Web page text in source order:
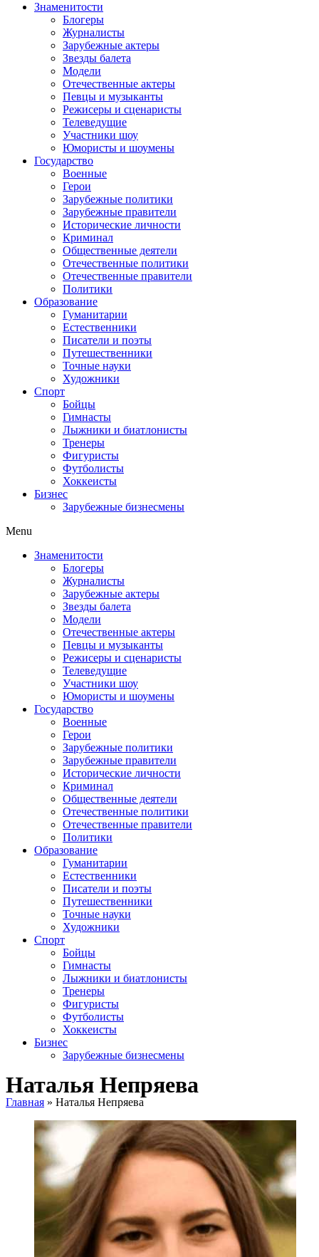
Знаменитости
Блогеры
Журналисты
Зарубежные актеры
Звезды балета
Модели
Отечественные актеры
Певцы и музыканты
Режисеры и сценаристы
Телеведущие
Участники шоу
Юмористы и шоумены
Государство
Военные
Герои
Зарубежные политики
Зарубежные правители
Исторические личности
Криминал
Общественные деятели
Отечественные политики
Отечественные правители
Политики
Образование
Гуманитарии
Естественники
Писатели и поэты
Путешественники
Точные науки
Художники
Спорт
Бойцы
Гимнасты
Лыжники и биатлонисты
Тренеры
Фигуристы
Футболисты
Хоккеисты
Бизнес
Зарубежные бизнесмены
Menu
Знаменитости
Блогеры
Журналисты
Зарубежные актеры
Звезды балета
Модели
Отечественные актеры
Певцы и музыканты
Режисеры и сценаристы
Телеведущие
Участники шоу
Юмористы и шоумены
Государство
Военные
Герои
Зарубежные политики
Зарубежные правители
Исторические личности
Криминал
Общественные деятели
Отечественные политики
Отечественные правители
Политики
Образование
Гуманитарии
Естественники
Писатели и поэты
Путешественники
Точные науки
Художники
Спорт
Бойцы
Гимнасты
Лыжники и биатлонисты
Тренеры
Фигуристы
Футболисты
Хоккеисты
Бизнес
Зарубежные бизнесмены
Наталья Непряева
Главная » Наталья Непряева